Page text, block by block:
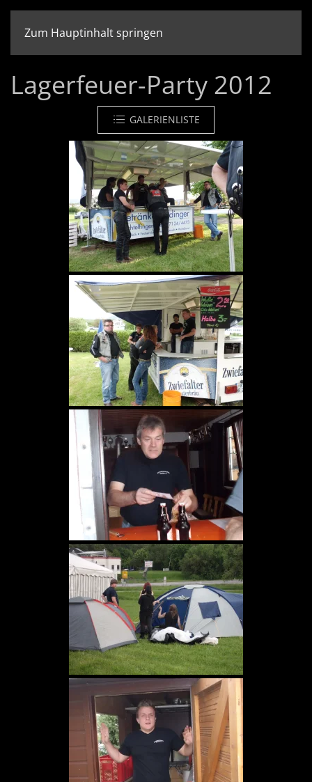
Zum Hauptinhalt springen
Lagerfeuer-Party 2012
GALERIENLISTE